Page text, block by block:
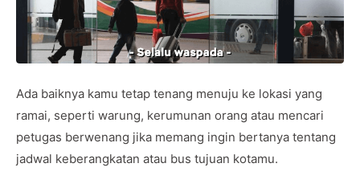
Ada baiknya kamu tetap tenang menuju ke lokasi yang
ramai, seperti warung, kerumunan orang atau mencari
petugas berwenang jika memang ingin bertanya tentang
jadwal keberangkatan atau bus tujuan kotamu.